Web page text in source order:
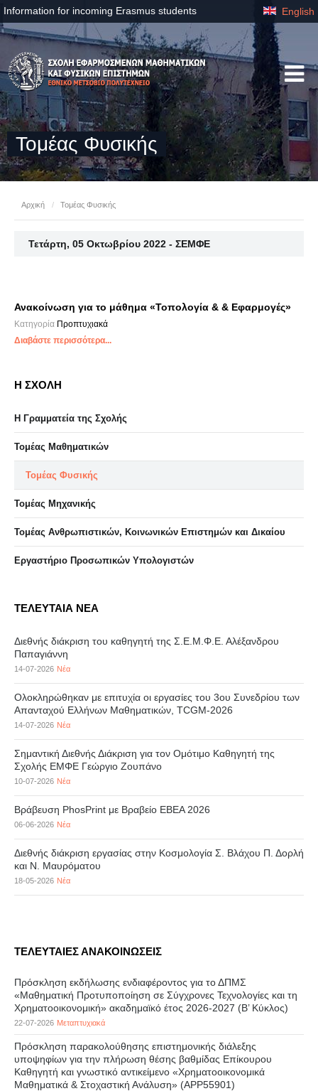
Information for incoming Erasmus students English
Τομέας Φυσικής
Αρχική / Τομέας Φυσικής
Τετάρτη, 05 Οκτωβρίου 2022 - ΣΕΜΦΕ
Ανακοίνωση για το μάθημα «Τοπολογία & & Εφαρμογές»
Κατηγορία Προπτυχιακά
Διαβάστε περισσότερα...
Η ΣΧΟΛΗ
Η Γραμματεία της Σχολής
Τομέας Μαθηματικών
Τομέας Φυσικής
Τομέας Μηχανικής
Τομέας Ανθρωπιστικών, Κοινωνικών Επιστημών και Δικαίου
Eργαστήριo Προσωπικών Υπολογιστών
ΤΕΛΕΥΤΑΙΑ ΝΕΑ
Διεθνής διάκριση του καθηγητή της Σ.Ε.Μ.Φ.Ε. Αλέξανδρου
Παπαγιάννη
14-07-2026 Νέα
Ολοκληρώθηκαν με επιτυχία οι εργασίες του 3ου Συνεδρίου των
Απανταχού Ελλήνων Μαθηματικών, TCGM-2026
14-07-2026 Νέα
Σημαντική Διεθνής Διάκριση για τον Ομότιμο Καθηγητή της
Σχολής ΕΜΦΕ Γεώργιο Ζουπάνο
10-07-2026 Νέα
Βράβευση PhosPrint με Βραβείο ΕΒΕΑ 2026
06-06-2026 Νέα
Διεθνής διάκριση εργασίας στην Κοσμολογία Σ. Βλάχου Π. Δορλή
και Ν. Μαυρόματου
18-05-2026 Νέα
ΤΕΛΕΥΤΑΙΕΣ ΑΝΑΚΟΙΝΩΣΕΙΣ
Πρόσκληση εκδήλωσης ενδιαφέροντος για το ΔΠΜΣ
«Μαθηματική Προτυποποίηση σε Σύγχρονες Τεχνολογίες και τη
Χρηματοοικονομική» ακαδημαϊκό έτος 2026-2027 (B’ Kύκλος)
22-07-2026 Μεταπτυχιακά
Πρόσκληση παρακολούθησης επιστημονικής διάλεξης
υποψηφίων για την πλήρωση θέσης βαθμίδας Επίκουρου
Καθηγητή και γνωστικό αντικείμενο «Χρηματοοικονομικά
Μαθηματικά & Στοχαστική Ανάλυση» (APP55901)